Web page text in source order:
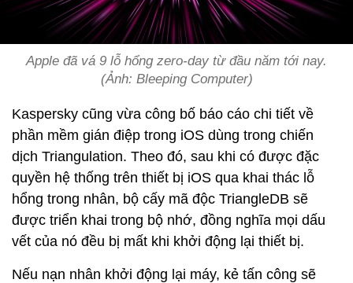
Apple đã vá 9 lỗ hổng zero-day từ đầu năm tới nay.
(Ảnh: Bleeping Computer)
Kaspersky cũng vừa công bố báo cáo chi tiết về
phần mềm gián điệp trong iOS dùng trong chiến
dịch Triangulation. Theo đó, sau khi có được đặc
quyền hệ thống trên thiết bị iOS qua khai thác lỗ
hổng trong nhân, bộ cấy mã độc TriangleDB sẽ
được triển khai trong bộ nhớ, đồng nghĩa mọi dấu
vết của nó đều bị mất khi khởi động lại thiết bị.
Nếu nạn nhân khởi động lại máy, kẻ tấn công sẽ